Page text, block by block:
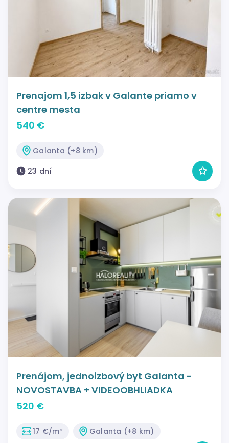
Prenajom 1,5 izbak v Galante priamo v
centre mesta
540 €
Galanta (+8 km)
23 dní
Prenájom, jednoizbový byt Galanta -
NOVOSTAVBA + VIDEOOBHLIADKA
520 €
17 €/m²
Galanta (+8 km)